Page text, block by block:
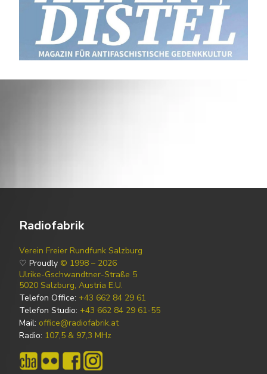
Radiofabrik
Verein Freier Rundfunk Salzburg
♡ Proudly © 1998 – 2026
Ulrike-Gschwandtner-Straße 5
5020 Salzburg, Austria E.U.
Telefon Office: +43 662 84 29 61
Telefon Studio: +43 662 84 29 61-55
Mail: office@radiofabrik.at
Radio: 107,5 & 97,3 MHz